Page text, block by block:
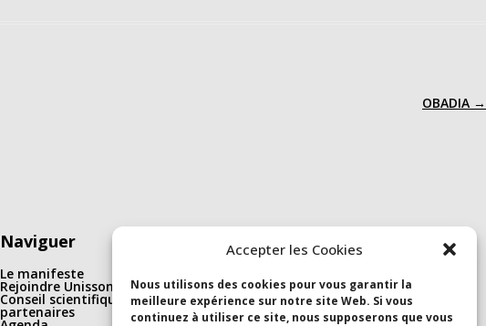
Accepter les Cookies
Nous utilisons des cookies pour vous garantir la
meilleure expérience sur notre site Web. Si vous
continuez à utiliser ce site, nous supposerons que vous
OBADIA →
Naviguer
Le manifeste
Rejoindre Unisson(s)
Conseil scientifique et
partenaires
Nous suivre
S’abonner à la newsletter
Youtube